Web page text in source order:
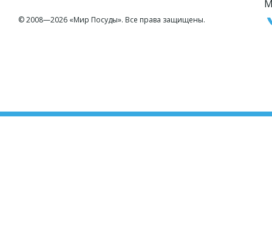
© 2008—2026 «Мир Посуды». Все права защищены.